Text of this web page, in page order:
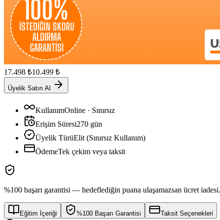
17.498 ₺10.499 ₺
Üyelik Satın Al
KullanımOnline · Sınırsız
Erişim Süresi270 gün
Üyelik TürüElit (Sınırsız Kullanım)
ÖdemeTek çekim veya taksit
%100 başarı garantisi — hedeflediğin puana ulaşamazsan ücret iadesi.
Eğitim İçeriği %100 Başarı Garantisi Taksit Seçenekleri